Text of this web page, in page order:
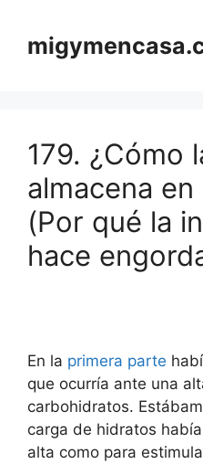
contenido
179. ¿Cómo
almacena
(Por qué la
hace
En la primera parte
que ocurría ante una
carbohidratos.
carga de hidratos
alta como para